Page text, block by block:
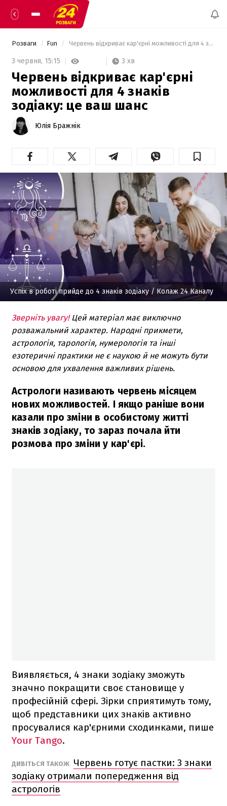
Розваги Fun Червень відкриває кар'єрні можливості для 4 знаків зодіаку: це ваш шанс
3 червня, 15:15 3 хв
Червень відкриває кар'єрні
можливості для 4 знаків
зодіаку: це ваш шанс
Юлія Бражнік
Успіх в роботі прийде до 4 знаків зодіаку / Колаж 24 Каналу
Зверніть увагу! Цей матеріал має виключно
розважальний характер. Народні прикмети,
астрологія, тарологія, нумерологія та інші
езотеричні практики не є наукою й не можуть бути
основою для ухвалення важливих рішень.
Астрологи називають червень місяцем
нових можливостей. І якщо раніше вони
казали про зміни в особистому житті
знаків зодіаку, то зараз почала йти
розмова про зміни у кар'єрі.
Виявляється, 4 знаки зодіаку зможуть
значно покращити своє становище у
професійній сфері. Зірки сприятимуть тому,
щоб представники цих знаків активно
просувалися кар'єрними сходинками, пише
Your Tango.
ДИВІТЬСЯ ТАКОЖ Червень готує пастки: 3 знаки
зодіаку отримали попередження від
астрологів